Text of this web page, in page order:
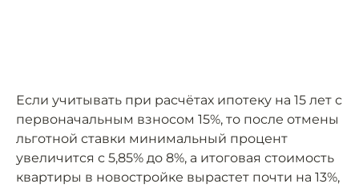
Если учитывать при расчётах ипотеку на 15 лет с
первоначальным взносом 15%, то после отмены
льготной ставки минимальный процент
увеличится с 5,85% до 8%, а итоговая стоимость
квартиры в новостройке вырастет почти на 13%,